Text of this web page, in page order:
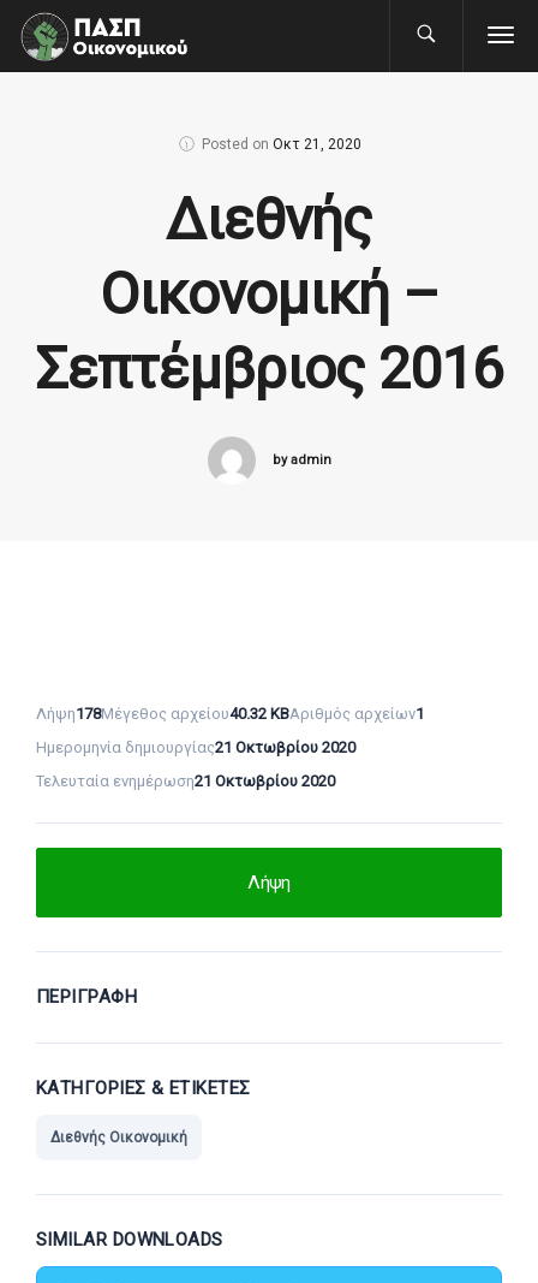
Posted on Οκτ 21, 2020
Διεθνής
Οικονομική –
Σεπτέμβριος 2016
by admin
Λήψη178Μέγεθος αρχείου40.32 KBΑριθμός αρχείων1
Ημερομηνία δημιουργίας21 Οκτωβρίου 2020
Τελευταία ενημέρωση21 Οκτωβρίου 2020
Λήψη
ΠΕΡΙΓΡΑΦΉ
ΚΑΤΗΓΟΡΊΕΣ & ΕΤΙΚΈΤΕΣ
Διεθνής Οικονομική
SIMILAR DOWNLOADS